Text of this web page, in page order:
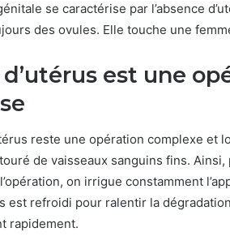
se caractérise par l’absence
des ovules. Elle touche une
est une
reste une opération complexe et
de vaisseaux sanguins fins. Ainsi,
on irrigue constamment
est refroidi pour ralentir la
rapidement.